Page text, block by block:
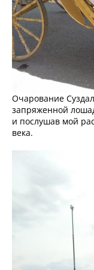
Очарование
запряженной
и послушав мой
века.